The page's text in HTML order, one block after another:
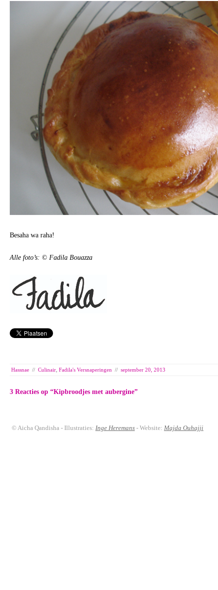
Besaha wa raha!
Alle foto’s: © Fadila Bouazza
Hassnae // Culinair Fadila's Versnaperingen // september 20, 2013
3 Reacties op “Kipbroodjes met aubergine”
© Aicha Qandisha - Illustraties: Inge Heremans - Website: Majda Ouhajji